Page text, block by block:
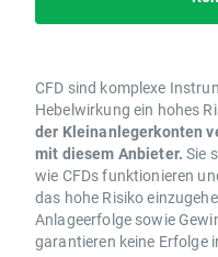
CFD sind komplexe
Hebelwirkung ein hohes
der Kleinanlegerkonten
mit diesem Anbieter. Sie
wie CFDs funktionieren
das hohe Risiko
Anlageerfolge sowie
garantieren keine Erfolge